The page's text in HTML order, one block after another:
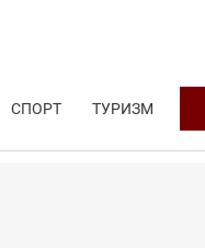
СПОРТ ТУРИЗМ